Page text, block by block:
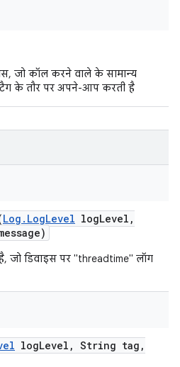
जो कॉल करने वाले के सामान्य
के तौर पर अपने-आप करती है
Log . LogLevel logLevel ,
जो डिवाइस पर "threadtime" लॉग
logLevel , String tag ,